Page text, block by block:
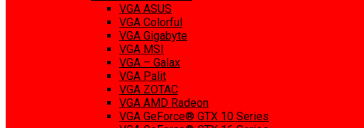
VGA ASUS
VGA Colorful
VGA Gigabyte
VGA MSI
VGA – Galax
VGA Palit
VGA ZOTAC
VGA AMD Radeon
VGA GeForce® GTX 10 Series